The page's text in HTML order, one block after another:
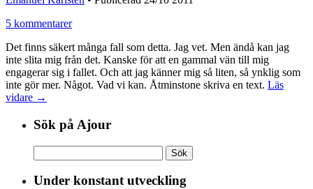
5 kommentarer
Det finns säkert många fall som detta. Jag vet. Men ändå kan jag
inte slita mig från det. Kanske för att en gammal vän till mig
engagerar sig i fallet. Och att jag känner mig så liten, så ynklig som
inte gör mer. Något. Vad vi kan. Åtminstone skriva en text. Läs
vidare →
Sök på Ajour
efter:
Under konstant utveckling